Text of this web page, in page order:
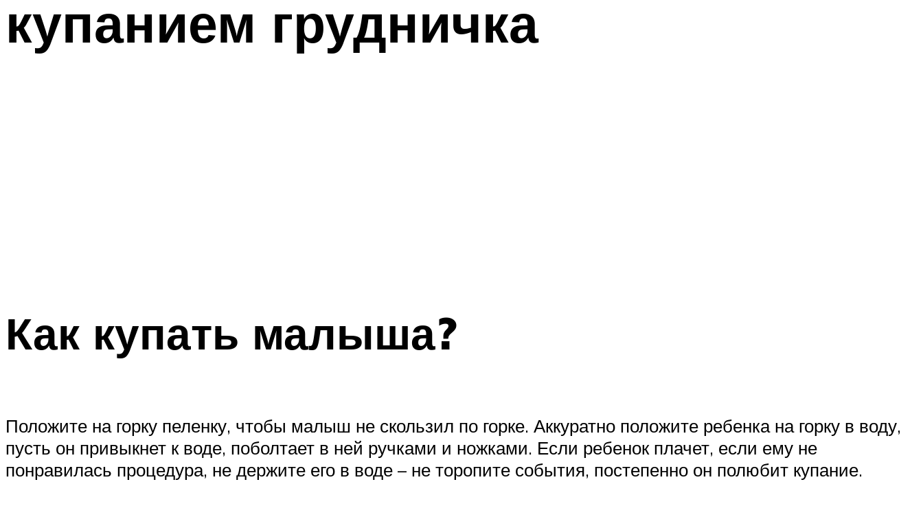
купанием грудничка
Как купать малыша?
Положите на горку пеленку, чтобы малыш не скользил по горке. Аккуратно положите ребенка на горку в воду,
пусть он привыкнет к воде, поболтает в ней ручками и ножками. Если ребенок плачет, если ему не
понравилась процедура, не держите его в воде – не торопите события, постепенно он полюбит купание.